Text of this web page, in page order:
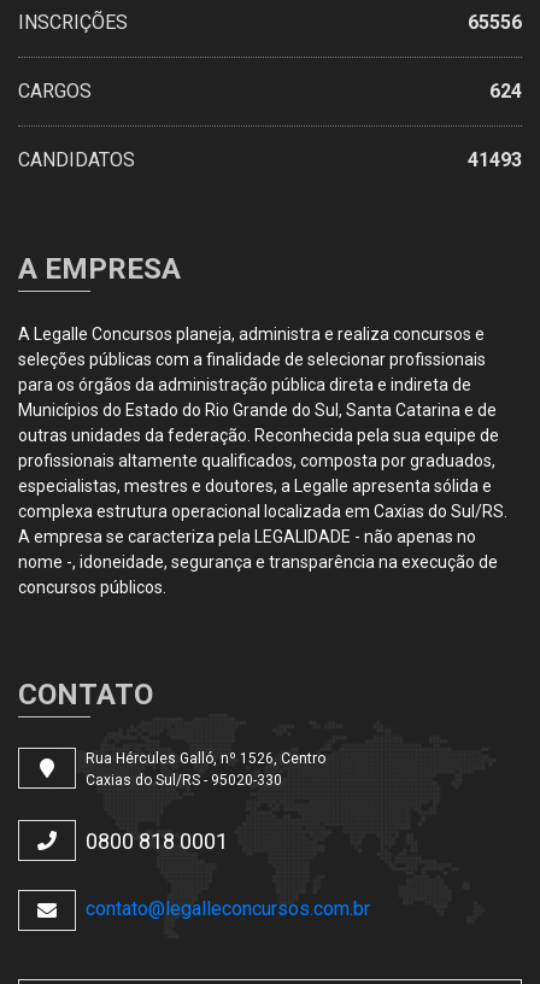
INSCRIÇÕES 65556
CARGOS 624
CANDIDATOS 41493
A EMPRESA
A Legalle Concursos planeja, administra e realiza concursos e
seleções públicas com a finalidade de selecionar profissionais
para os órgãos da administração pública direta e indireta de
Municípios do Estado do Rio Grande do Sul, Santa Catarina e de
outras unidades da federação. Reconhecida pela sua equipe de
profissionais altamente qualificados, composta por graduados,
especialistas, mestres e doutores, a Legalle apresenta sólida e
complexa estrutura operacional localizada em Caxias do Sul/RS.
A empresa se caracteriza pela LEGALIDADE - não apenas no
nome -, idoneidade, segurança e transparência na execução de
concursos públicos.
CONTATO
Rua Hércules Galló, nº 1526, Centro
Caxias do Sul/RS - 95020-330
0800 818 0001
contato@legalleconcursos.com.br